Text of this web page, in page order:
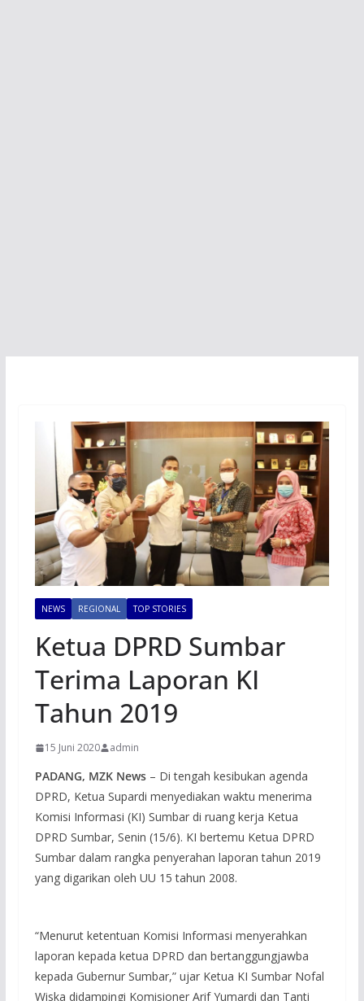
NEWS REGIONAL TOP STORIES
Ketua DPRD Sumbar
Terima Laporan KI
Tahun 2019
15 Juni 2020 admin
PADANG, MZK News– Di tengah kesibukan agenda
DPRD, Ketua Supardi menyediakan waktu menerima
Komisi Informasi (KI) Sumbar di ruang kerja Ketua
DPRD Sumbar, Senin (15/6). KI bertemu Ketua DPRD
Sumbar dalam rangka penyerahan laporan tahun 2019
yang digarikan oleh UU 15 tahun 2008.
“Menurut ketentuan Komisi Informasi menyerahkan
laporan kepada ketua DPRD dan bertanggungjawba
kepada Gubernur Sumbar,” ujar Ketua KI Sumbar Nofal
Wiska didampingi Komisioner Arif Yumardi dan Tanti